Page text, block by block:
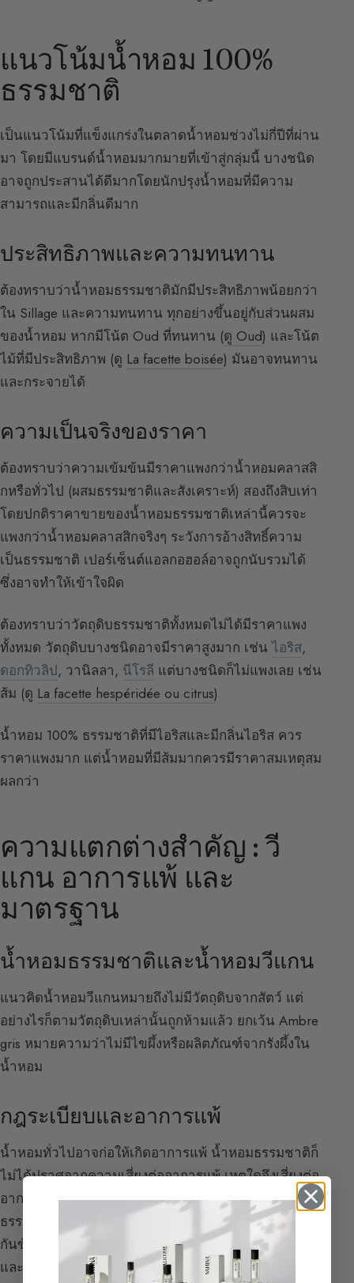
แนวโน้มน้ำหอม 100%
ธรรมชาติ
เป็นแนวโน้มที่แข็งแกร่งในตลาดน้ำหอมช่วงไม่กี่ปีที่ผ่าน
มา โดยมีแบรนด์น้ำหอมมากมายที่เข้าสู่กลุ่มนี้ บางชนิด
อาจถูกประสานได้ดีมากโดยนักปรุงน้ำหอมที่มีความ
สามารถและมีกลิ่นดีมาก
ประสิทธิภาพและความทนทาน
ต้องทราบว่าน้ำหอมธรรมชาติมักมีประสิทธิภาพน้อยกว่า
ใน Sillage และความทนทาน ทุกอย่างขึ้นอยู่กับส่วนผสม
ของน้ำหอม หากมีโน้ต Oud ที่ทนทาน (ดู Oud) และโน้ต
ไม้ที่มีประสิทธิภาพ (ดู La facette boisée) มันอาจทนทาน
และกระจายได้
ความเป็นจริงของราคา
ต้องทราบว่าความเข้มข้นมีราคาแพงกว่าน้ำหอมคลาสสิ
กหรือทั่วไป (ผสมธรรมชาติและสังเคราะห์) สองถึงสิบเท่า
โดยปกติราคาขายของน้ำหอมธรรมชาติเหล่านี้ควรจะ
แพงกว่าน้ำหอมคลาสสิกจริงๆ ระวังการอ้างสิทธิ์ความ
เป็นธรรมชาติ เปอร์เซ็นต์แอลกอฮอล์อาจถูกนับรวมได้
ซึ่งอาจทำให้เข้าใจผิด
ต้องทราบว่าวัตถุดิบธรรมชาติทั้งหมดไม่ได้มีราคาแพง
ทั้งหมด วัตถุดิบบางชนิดอาจมีราคาสูงมาก เช่นไอริส,
ดอกทิวลิป, วานิลลา, นีโรลี แต่บางชนิดก็ไม่แพงเลย เช่น
ส้ม (ดู La facette hespéridée ou citrus)
น้ำหอม 100% ธรรมชาติที่มีไอริสและมีกลิ่นไอริส ควร
ราคาแพงมาก แต่น้ำหอมที่มีส้มมากควรมีราคาสมเหตุสม
ผลกว่า
ความแตกต่างสำคัญ : วี
แกน อาการแพ้ และ
มาตรฐาน
น้ำหอมธรรมชาติและน้ำหอมวีแกน
แนวคิดน้ำหอมวีแกนหมายถึงไม่มีวัตถุดิบจากสัตว์ แต่
อย่างไรก็ตามวัตถุดิบเหล่านั้นถูกห้ามแล้ว ยกเว้น Ambre
gris หมายความว่าไม่มีไขผึ้งหรือผลิตภัณฑ์จากรังผึ้งใน
น้ำหอม
กฎระเบียบและอาการแพ้
น้ำหอมทั่วไปอาจก่อให้เกิดอาการแพ้ น้ำหอมธรรมชาติก็
ไม่ได้ปราศจากความเสี่ยงต่ออาการแพ้ เหตุใดจึงเสี่ยงต่อ
อาการแพ้หรืออาการไม่ทนเมื่อใช้ธรรมชาติ? เพราะ
ธรรมชาติโดยนิยามเคลื่อนไหว มีชีวิต เปลี่ยนแปลง ตรง
กันข้ามกับผลิตภัณฑ์สังเคราะห์ที่เป็นก้อนเดียว เสถียร
และไม่พัฒนา อย่างหลังก็อาจก่อให้เกิดอาการแพ้ได้เช่น